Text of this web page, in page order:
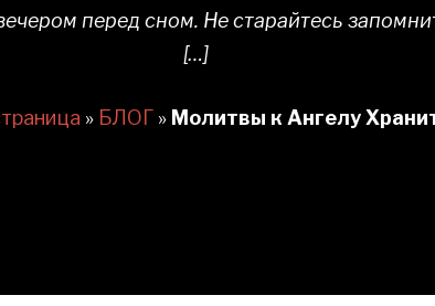
перед сном. Не старайтесь
[…]
» БЛОГ » Молитвы к Ангелу